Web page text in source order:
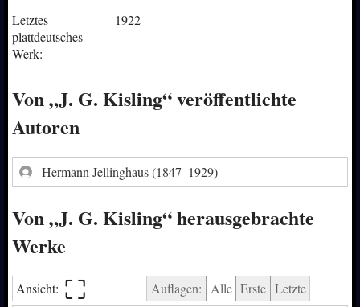
Letztes
plattdeutsches
Werk:
1922
Von „J. G. Kisling“ veröffentlichte
Autoren
Hermann Jellinghaus(1847–1929)
Von „J. G. Kisling“ herausgebrachte
Werke
Ansicht: ⛶︎ Auflagen: Alle Erste Letzte